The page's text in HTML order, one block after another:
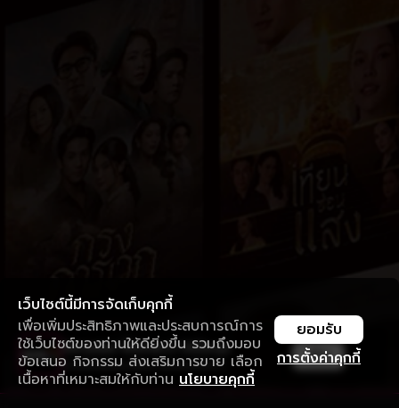
เว็บไซต์นี้มีการจัดเก็บคุกกี้
เพื่อเพิ่มประสิทธิภาพและประสบการณ์การ
ใช้เว็บไซต์ของท่านให้ดียิ่งขึ้น รวมถึงมอบ
ข้อเสนอ กิจกรรม ส่งเสริมการขาย เลือก
เนื้อหาที่เหมาะสมให้กับท่าน นโยบายคุกกี้
การตั้งค่าคุกกี้
ยอมรับ
ใช้งานแอป ลื่นไหลกว่า ไม่มีสะดุด
ดาวน์โหลดแอปเพื่อการรับชมที่ดีกว่า เปิด